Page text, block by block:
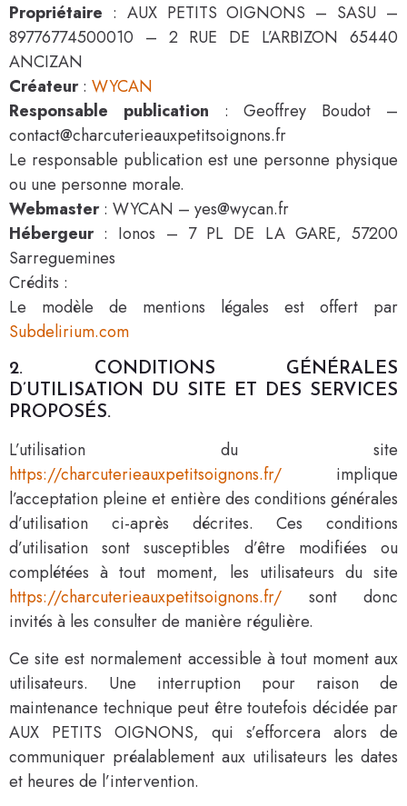
Propriétaire : AUX PETITS OIGNONS – SASU –
89776774500010 – 2 RUE DE L’ARBIZON 65440
ANCIZAN
Créateur: WYCAN
Responsable publication : Geoffrey Boudot –
contact@charcuterieauxpetitsoignons.fr
Le responsable publication est une personne physique
ou une personne morale.
Webmaster: WYCAN – yes@wycan.fr
Hébergeur: Ionos – 7 PL DE LA GARE, 57200
Sarreguemines
Crédits :
Le modèle de mentions légales est offert par
Subdelirium.com
2. CONDITIONS GÉNÉRALES
D’UTILISATION DU SITE ET DES SERVICES
PROPOSÉS.
L’utilisation du site
https://charcuterieauxpetitsoignons.fr/ implique
l’acceptation pleine et entière des conditions générales
d’utilisation ci-après décrites. Ces conditions
d’utilisation sont susceptibles d’être modifiées ou
complétées à tout moment, les utilisateurs du site
https://charcuterieauxpetitsoignons.fr/ sont donc
invités à les consulter de manière régulière.
Ce site est normalement accessible à tout moment aux
utilisateurs. Une interruption pour raison de
maintenance technique peut être toutefois décidée par
AUX PETITS OIGNONS, qui s’efforcera alors de
communiquer préalablement aux utilisateurs les dates
et heures de l’intervention.